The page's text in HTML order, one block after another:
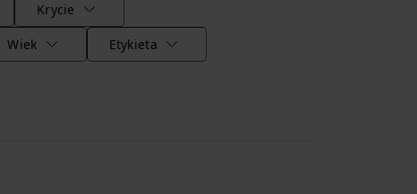
Krycie
Wiek Etykieta